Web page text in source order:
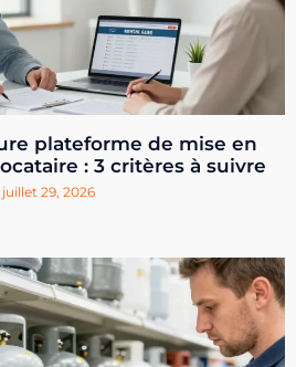
plateforme de mise en
: 3 critères à suivre
juillet 29, 2026